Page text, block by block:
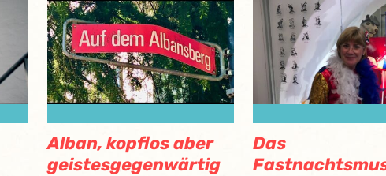
Alban, kopflos aber
geistesgegenwärtig
Das